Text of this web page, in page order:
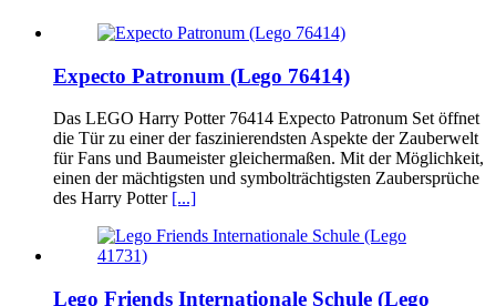
Expecto Patronum (Lego 76414)
Das LEGO Harry Potter 76414 Expecto Patronum Set öffnet
die Tür zu einer der faszinierendsten Aspekte der Zauberwelt
für Fans und Baumeister gleichermaßen. Mit der Möglichkeit,
einen der mächtigsten und symbolträchtigsten Zaubersprüche
des Harry Potter [...]
Lego Friends Internationale Schule (Lego